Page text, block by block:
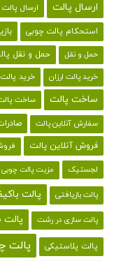
ارسال پالت ارسال
استحکام پالت چوبی
حمل و نقل حمل و نقل
خرید پالت ارزان خرید
ساخت پالت ساخت
سفارش آنلاین پالت
فروش آنلاین پالت
لجستیک مزیت پالت چوبی
پالت بازیافتی پالت
پالت سازی در رشت
پالت پلاستیکی پالت